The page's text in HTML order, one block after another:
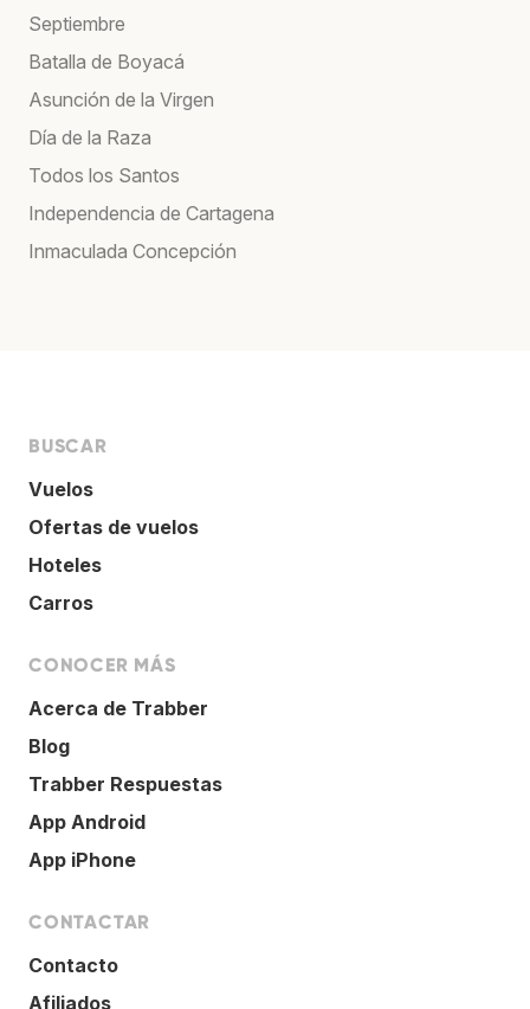
Septiembre
Batalla de Boyacá
Asunción de la Virgen
Día de la Raza
Todos los Santos
Independencia de Cartagena
Inmaculada Concepción
BUSCAR
Vuelos
Ofertas de vuelos
Hoteles
Carros
CONOCER MÁS
Acerca de Trabber
Blog
Trabber Respuestas
App Android
App iPhone
CONTACTAR
Contacto
Afiliados